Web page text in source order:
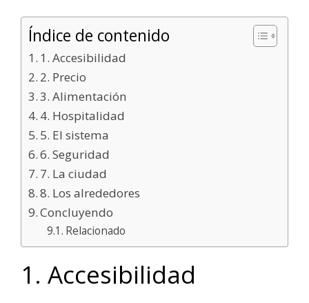
Índice de contenido
1. Accesibilidad
2. Precio
3. Alimentación
4. Hospitalidad
5. El sistema
6. Seguridad
7. La ciudad
8. Los alrededores
Concluyendo
Relacionado
1. Accesibilidad